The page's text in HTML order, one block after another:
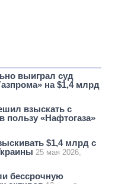
выиграл суд
на $1,4 млрд
взыскать с
пользу «Нафтогаза»
$1,4 млрд с
25 мая 2026,
бессрочную